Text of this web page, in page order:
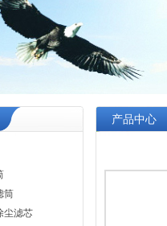
筒
尘滤芯
产品中心